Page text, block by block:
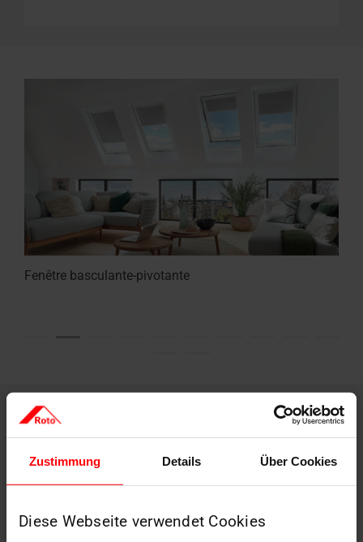
Zustimmung Details Über Cookies
Diese Webseite verwendet Cookies
Fenêtre basculante-pivotante
Trouver un
interlocuteur Roto